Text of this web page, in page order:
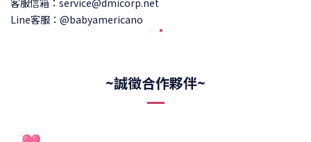
客服信箱：service@dmicorp.net
Line客服：@babyamericano
~誠徵合作夥伴~